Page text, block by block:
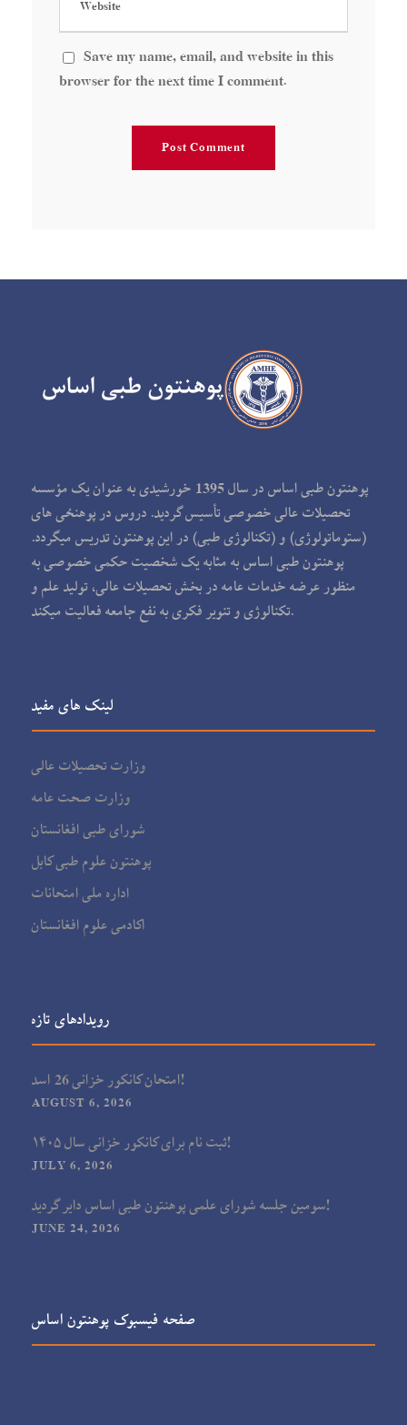
Save my name, email, and website in this
browser for the next time I comment.
پوهنتون طبی اساس در سال 1395 خورشیدی به عنوان یک مؤسسه
تحصیلات عالی خصوصی تأسیس گردید. دروس در پوهنځی های
(ستوماتولوژی) و (تکنالوژی طبی) در این پوهنتون تدریس می‏گردد.
پوهنتون طبی اساس به مثابه یک شخصیت حکمی خصوصی به
منظور عرضه خدمات عامه در بخش تحصیلات عالی، تولید علم و
تکنالوژی و تنویر فکری به نفع جامعه فعالیت می‏کند.
لینک های مفید
وزارت تحصیلات عالی
وزارت صحت عامه
شورای طبی افغانستان
پوهنتون علوم طبی کابل
اداره ملی امتحانات
اکادمی علوم افغانستان
رویدادهای تازه
امتحان کانکور خزانی 26 اسد!
AUGUST 6, 2026
ثبت نام برای کانکور خزانی سال ۱۴۰۵!
JULY 6, 2026
سومین جلسه شورای علمی پوهنتون طبی اساس دایر گردید!
JUNE 24, 2026
صفحه فیسبوک پوهنتون اساس